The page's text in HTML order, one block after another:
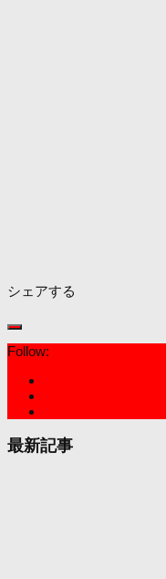
シェアする
Follow:
最新記事